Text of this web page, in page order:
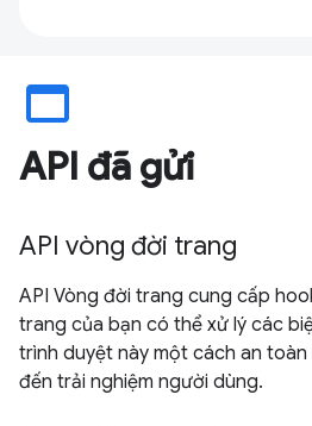
web_asset
API đã gửi
API vòng đời trang
API Vòng đời trang cung cấp
trang của bạn có thể xử lý các
trình duyệt này một cách an
đến trải nghiệm người dùng.